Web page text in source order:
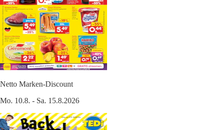
Netto Marken-Discount
Mo. 10.8. - Sa. 15.8.2026